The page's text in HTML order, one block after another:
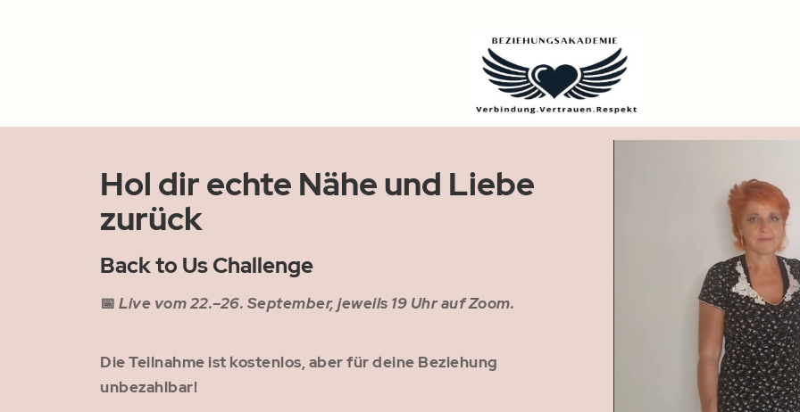
Hol dir echte Nähe und Liebe
zurück
Back to Us Challenge
📅 Live vom 22.–26. September, jeweils 19 Uhr auf Zoom.
Die Teilnahme ist kostenlos, aber für deine Beziehung
unbezahlbar!
Unmute /